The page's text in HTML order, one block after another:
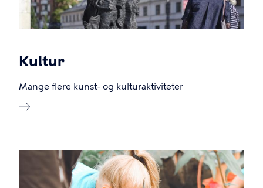
Kultur
Mange flere kunst- og kulturaktiviteter